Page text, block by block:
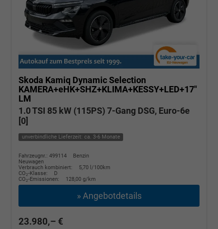
Skoda Kamiq Dynamic Selection
KAMERA+eHK+SHZ+KLIMA+KESSY+LED+17"
LM
1.0 TSI 85 kW (115PS) 7-Gang DSG, Euro-6e
[0]
unverbindliche Lieferzeit: ca. 3-6 Monate
Fahrzeugnr.: 499114
Benzin
Neuwagen
Verbrauch kombiniert:
5,70 l/100km
CO2-Klasse:
D
CO2-Emissionen: 128,00 g/km
» Angebotdetails
23.980,– €